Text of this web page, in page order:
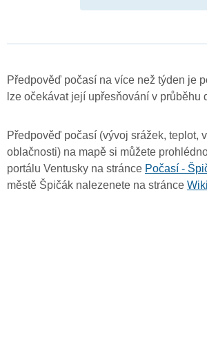
Předpověď počasí na více než týden je
lze očekávat její upřesňování v průběhu
Předpověď počasí (vývoj srážek, teplot,
oblačnosti) na mapě si můžete
portálu Ventusky na stránce Počasí -
městě Špičák nalezenete na stránce